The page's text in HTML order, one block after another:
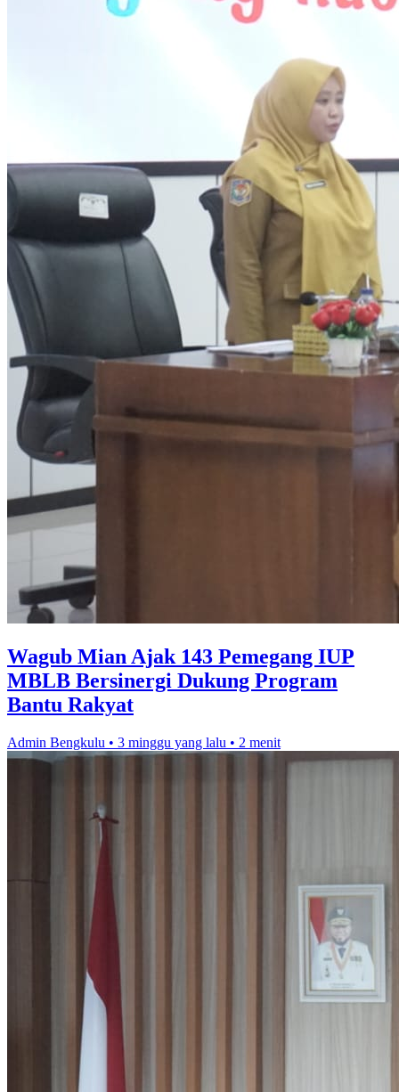
Wagub Mian Ajak 143 Pemegang IUP
MBLB Bersinergi Dukung Program
Bantu Rakyat
Admin Bengkulu • 3 minggu yang lalu • 2 menit